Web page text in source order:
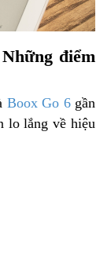
điểm
Boox Go 6gần
lo lắng về hiệu